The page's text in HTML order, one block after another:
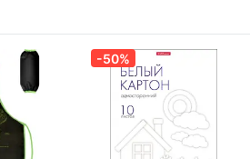
-50%